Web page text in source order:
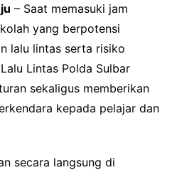
– Saat memasuki jam
yang berpotensi
lalu lintas serta risiko
Lintas Polda Sulbar
sekaligus memberikan
kepada pelajar dan
secara langsung di